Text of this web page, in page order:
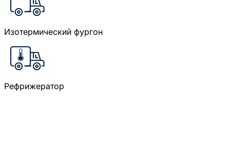
Изотермический фургон
Рефрижератор